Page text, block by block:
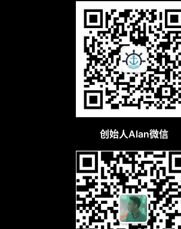
创始人Alan微信